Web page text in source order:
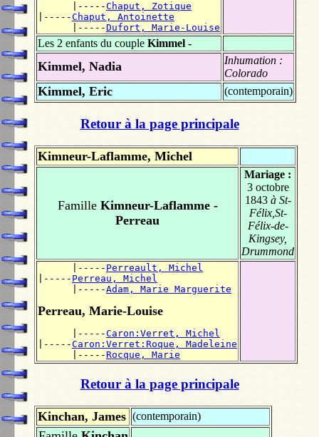
      |-----
Chaput, Zotique
|-----Chaput, Antoinette
      |-----
Dufort, Marie-Louise
Les 2 enfants du couple Kimmel -
Kimmel, Nadia
Inhumation :
Colorado
Kimmel, Eric (contemporain)
Retour à la page principale
Kimneur-Laflamme, Michel
FamilleKimneur-Laflamme -
Perreau
Mariage :
3 octobre
1843à St-
Félix,St-
Félix-de-
Kingsey,
Drummond
      |-----
Perreault, Michel
|----- Perreau, Michel
      |-----
Adam, Marie Marguerite
Perreau, Marie-Louise
      |-----
Caron:Verret, Michel
|-----Caron:Verret:Roque, Madeleine
      |-----
Rocque, Marie
Retour à la page principale
Kinchan, James (contemporain)